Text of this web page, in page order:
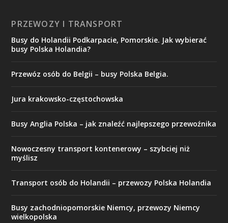
PRZEWOZY I TRANSPORT
Busy do Holandii Podkarpacie, Pomorskie. Jak wybierać
busy Polska Holandia?
Przewóz osób do Belgii – busy Polska Belgia.
Jura krakowsko-częstochowska
Busy Anglia Polska – jak znaleźć najlepszego przewoźnika
​Nowoczesny transport kontenerowy – szybciej niż
myślisz
Transport osób do Holandii – przewozy Polska Holandia
Busy zachodniopomorskie Niemcy, przewozy Niemcy
wielkopolska